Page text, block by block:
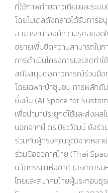
ที่ใช้ภาพถ่ายดาวเทียมและระ
โดยโมเดลดังกล่าวได้รับการอ
สามารถนำองค์ความรู้ต่อยอดไ
ขยายเพิ่มขีดความสามารถในก
การดำเนินโครงการและลดค่า
สนับสนุนต่อภาวการณ์ร่วมมือ
โดยเฉพาะป่าชุมชน การผลักดั
ยั่งยืน (AI Space for
เพื่อนำมาประยุกต์ใช้และส่งผ
นอกจากนี้ ดร.ปิยะวัฒน์ ยังร่ว
ร่วมกับผู้ทรงคุณวุฒิจากหลาย
ร่วมมืออวกาศไทย (Thai
นวัตกรรมแห่งชาติ (องค์การ
ไทยและสมาคมไทยผู้ประกอบธุ